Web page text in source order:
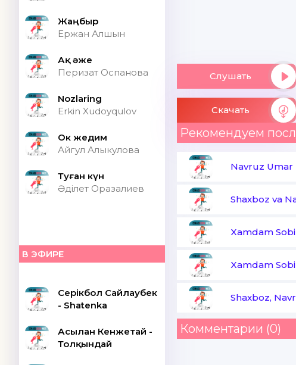
Жаңбыр
Ержан Алшын
Ақ әже
Перизат Оспанова
Nozlaring
Erkin Xudoyqulov
Ок жедим
Айгул Алыкулова
Туған күн
Әділет Оразалиев
В ЭФИРЕ
Серікбол Сайлаубек
- Shatenka
Асылан Кенжетай -
Толқындай
Слушать
Скачать
Рекомендуем
Navruz Umar
Shaxboz va
Xamdam
Xamdam
Shaxboz,
Комментарии (0)